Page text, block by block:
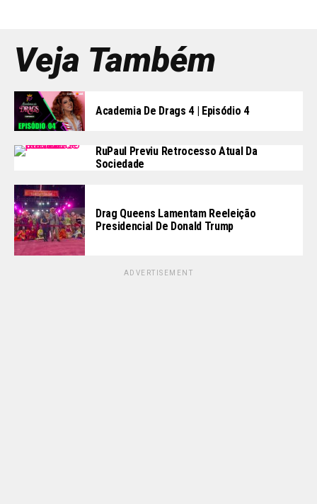
Veja Também
Academia De Drags 4 | Episódio 4
RuPaul Previu Retrocesso Atual Da
Sociedade
Drag Queens Lamentam Reeleição
Presidencial De Donald Trump
ADVERTISEMENT